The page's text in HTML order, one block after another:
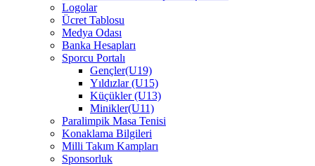
Logolar
Ücret Tablosu
Medya Odası
Banka Hesapları
Sporcu Portalı
Gençler(U19)
Yıldızlar (U15)
Küçükler (U13)
Minikler(U11)
Paralimpik Masa Tenisi
Konaklama Bilgileri
Milli Takım Kampları
Sponsorluk